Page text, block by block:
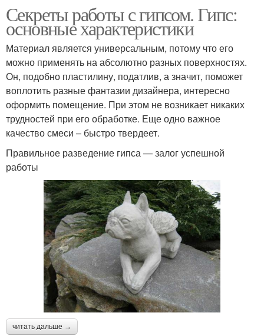
Секреты работы с гипсом. Гипс:
основные характеристики
Материал является универсальным, потому что его
можно применять на абсолютно разных поверхностях.
Он, подобно пластилину, податлив, а значит, поможет
воплотить разные фантазии дизайнера, интересно
оформить помещение. При этом не возникает никаких
трудностей при его обработке. Еще одно важное
качество смеси – быстро твердеет.
Правильное разведение гипса — залог успешной
работы
читать дальше →